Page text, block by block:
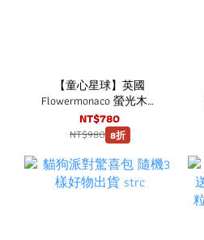
【童心星球】英國
Flowermonaco 螢光木質
蠟筆
NT$780
NT$980 8折